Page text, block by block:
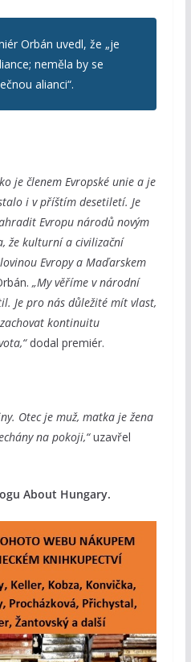
Orbán uvedl, že „je
neměla by se
alianci“.
je členem Evropské unie a je
i v příštím desetiletí. Je
Evropu národů novým
že kulturní a civilizační
Evropy a Maďarskem
„My věříme v národní
Je pro nás důležité mít vlast,
kontinuitu
dodal premiér.
Otec je muž, matka je žena
na pokoji,“uzavřel
About Hungary.